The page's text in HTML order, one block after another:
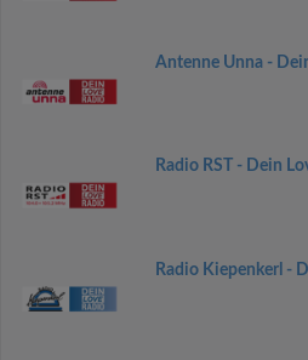
Antenne Unna -
Radio RST - Dein
Radio Kiepenkerl -